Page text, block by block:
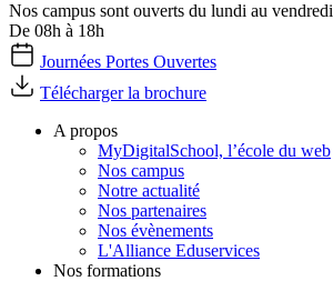
Nos campus sont ouverts du lundi au vendredi
De 08h à 18h
Journées Portes Ouvertes
Télécharger la brochure
A propos
MyDigitalSchool, l’école du web
Nos campus
Notre actualité
Nos partenaires
Nos évènements
L'Alliance Eduservices
Nos formations